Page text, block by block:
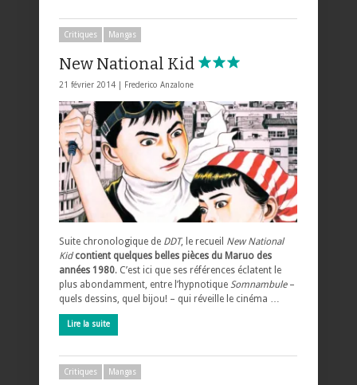
Critiques Mangas
New National Kid
21 février 2014 | Frederico Anzalone
Suite chronologique de DDT, le recueil New National
Kid contient quelques belles pièces du Maruo des
années 1980. C’est ici que ses références éclatent le
plus abondamment, entre l’hypnotique Somnambule–
quels dessins, quel bijou! – qui réveille le cinéma …
Lire la suite
Critiques Mangas